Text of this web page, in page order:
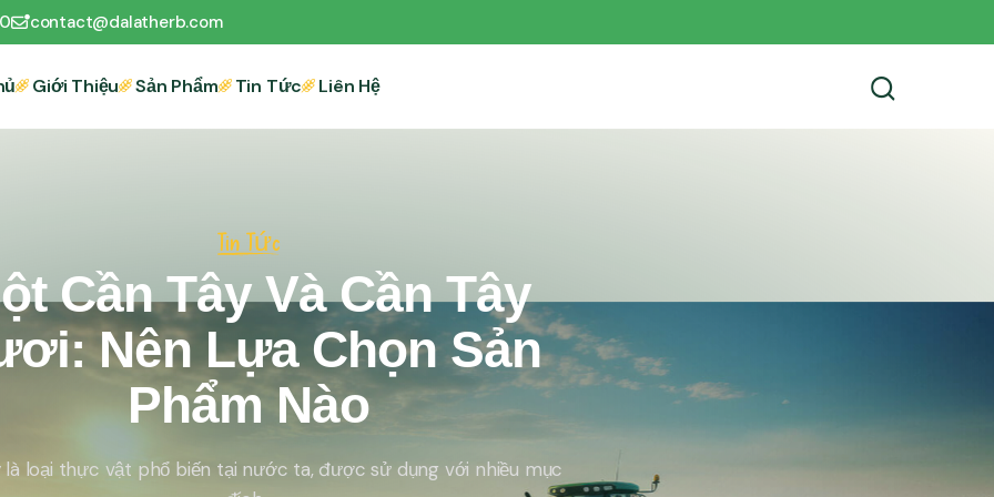
contact@dalatherb.com
Giới Thiệu Sản Phẩm Tin Tức Liên Hệ
Tin Tức
Cần Tây Và Cần Tây
Nên Lựa Chọn Sản
Phẩm Nào
là loại thực vật phổ biến tại nước ta, được sử dụng với nhiều mục